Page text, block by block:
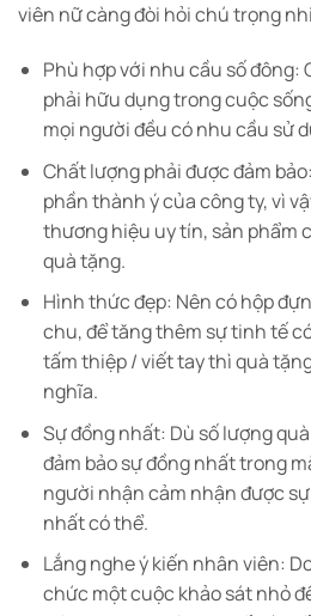
viên nữ càng đòi hỏi chú trọng
Phù hợp với nhu cầu số đông:
phải hữu dụng trong cuộc
mọi người đều có nhu cầu sử
Chất lượng phải được đảm bảo:
phần thành ý của công ty, vì
thương hiệu uy tín, sản phẩm
quà tặng.
Hình thức đẹp: Nên có hộp
chu, để tăng thêm sự tinh tế
tấm thiệp / viết tay thì quà
nghĩa.
Sự đồng nhất: Dù số lượng
đảm bảo sự đồng nhất trong
người nhận cảm nhận được
nhất có thể.
Lắng nghe ý kiến nhân viên:
chức một cuộc khảo sát nhỏ